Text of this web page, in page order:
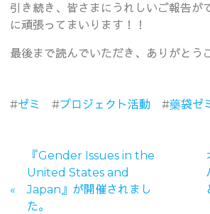
引き続き、皆さまにうれしいご報告が
に頑張ってまいります！！
最後まで読んでいただき、ありがとう
#ゼミ #プロジェクト活動 #藥袋ゼ
『Gender Issues in the
United States and
Japan』が開催されまし
た。